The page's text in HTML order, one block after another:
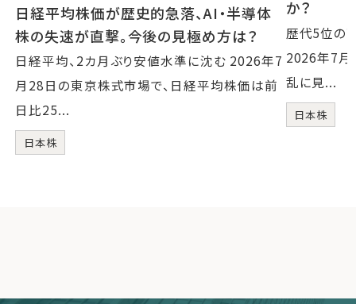
日経平均株価が歴史的急落、AI・半導体
株の失速が直撃。今後の見極め方は？
日経平均、2カ月ぶり安値水準に沈む 2026年7
月28日の東京株式市場で、日経平均株価は前
日比25...
日本株
か？
歴代5位の
2026年7月
乱に見...
日本株